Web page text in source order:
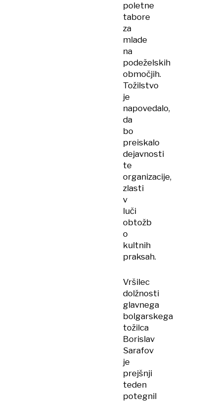
poletne
tabore
za
mlade
na
podeželskih
območjih.
Tožilstvo
je
napovedalo,
da
bo
preiskalo
dejavnosti
te
organizacije,
zlasti
v
luči
obtožb
o
kultnih
praksah.
Vršilec
dolžnosti
glavnega
bolgarskega
tožilca
Borislav
Sarafov
je
prejšnji
teden
potegnil